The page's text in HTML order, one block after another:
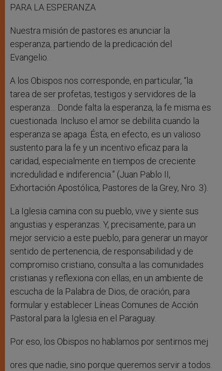
PARA LA ESPERANZA
Nuestra misión de pastores es anunciar la
esperanza, partiendo de la predicación del
Evangelio.
A los Obispos nos corresponde, en particular, “la
tarea de ser profetas, testigos y servidores de la
esperanza… Donde falta la esperanza, la fe misma es
cuestionada. Incluso el amor se debilita cuando la
esperanza se apaga. Ésta, en efecto, es un valioso
sustento para la fe y un incentivo eficaz para la
caridad, especialmente en tiempos de creciente
incredulidad e indiferencia.” (Juan Pablo II,
Exhortación Apostólica, Pastores de la Grey, Nro. 3).
La Iglesia camina con su pueblo, vive y siente sus
angustias y esperanzas. Y, precisamente, para un
mejor servicio a este pueblo, para generar un mayor
sentido de pertenencia, de responsabilidad y de
compromiso cristiano, consulta a las comunidades
cristianas y reflexiona con ellas, en un ambiente de
escucha de la Palabra de Dios, de oración, para
formular y establecer Líneas Comunes de Acción
Pastoral para la Iglesia en el Paraguay.
Por eso, los Obispos no hablamos por sentirnos mej
ores que nadie, sino porque queremos servir a todos.